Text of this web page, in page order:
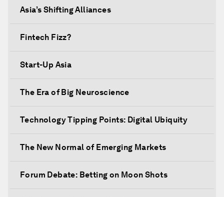
Asia’s Shifting Alliances
Fintech Fizz?
Start-Up Asia
The Era of Big Neuroscience
Technology Tipping Points: Digital Ubiquity
The New Normal of Emerging Markets
Forum Debate: Betting on Moon Shots